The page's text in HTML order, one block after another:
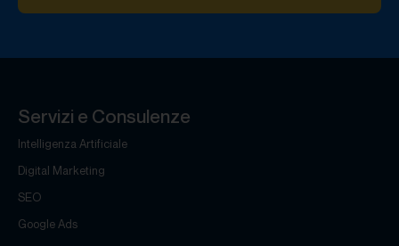
Servizi e Consulenze
Intelligenza Artificiale
Digital Marketing
SEO
Google Ads